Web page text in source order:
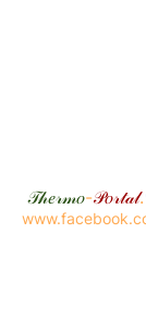
𝒯𝒽𝑒𝓇𝓂𝑜-𝒫𝑜𝓇𝓉𝒶𝓁.